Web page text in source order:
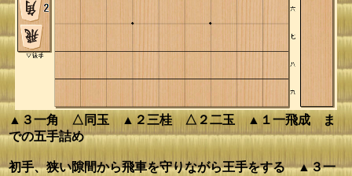
▲３一角 △同玉 ▲２三桂 △２二玉 ▲１一飛成 ま
での五手詰め
初手、狭い隙間から飛車を守りながら王手をする ▲３一